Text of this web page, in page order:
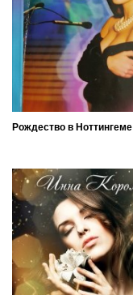
Рождество в Ноттингеме